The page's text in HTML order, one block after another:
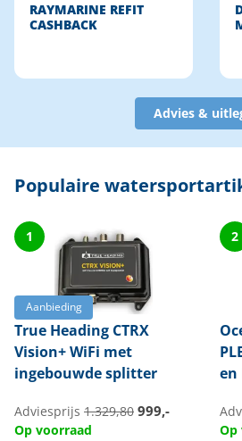
RAYMARINE REFIT
CASHBACK
Advies &
Populaire
Aanbieding
True Heading CTRX
Vision+ WiFi met
ingebouwde splitter
Adviesprijs 1.329,80 999,-
Op voorraad
en
Op